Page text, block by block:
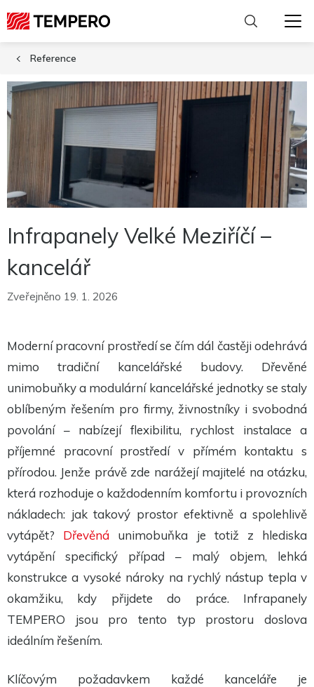
Reference
Infrapanely Velké Meziříčí –
kancelář
Zveřejněno 19. 1. 2026
Moderní pracovní prostředí se čím dál častěji odehrává
mimo tradiční kancelářské budovy. Dřevěné
unimobuňky a modulární kancelářské jednotky se staly
oblíbeným řešením pro firmy, živnostníky i svobodná
povolání – nabízejí flexibilitu, rychlost instalace a
příjemné pracovní prostředí v přímém kontaktu s
přírodou. Jenže právě zde narážejí majitelé na otázku,
která rozhoduje o každodenním komfortu i provozních
nákladech: jak takový prostor efektivně a spolehlivě
vytápět? Dřevěná unimobuňka je totiž z hlediska
vytápění specifický případ – malý objem, lehká
konstrukce a vysoké nároky na rychlý nástup tepla v
okamžiku, kdy přijdete do práce. Infrapanely
TEMPERO jsou pro tento typ prostoru doslova
ideálním řešením.
Klíčovým požadavkem každé kanceláře je
nejsou
volitelné.
Jsou
pro
fungování
webu.
Statistiky
Abychom
mohli
zlepšit
funkčnost
webu na
základě
toho, jak
používán.
Experience
při vaší